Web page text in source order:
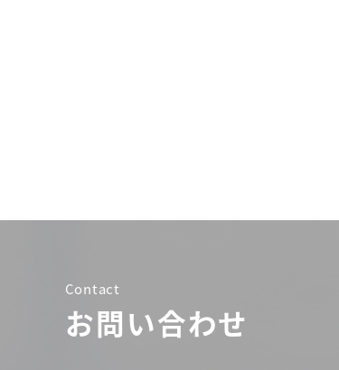
Contact
お問い合わせ